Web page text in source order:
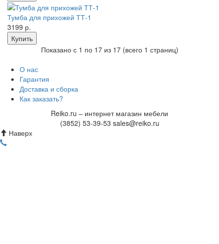
Тумба для прихожей ТТ-1
3199 р.
Показано с 1 по 17 из 17 (всего 1 страниц)
О нас
Гарантия
Доставка и сборка
Как заказать?
Reiko.ru – интернет магазин мебели
(3852) 53-39-53 sales@reiko.ru
Наверх